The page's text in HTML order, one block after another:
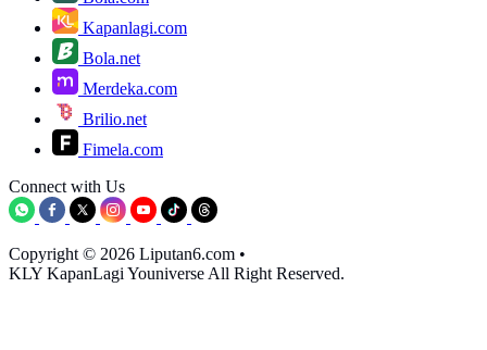
Kapanlagi.com
Bola.net
Merdeka.com
Brilio.net
Fimela.com
Connect with Us
Copyright © 2026 Liputan6.com •
KLY KapanLagi Youniverse All Right Reserved.